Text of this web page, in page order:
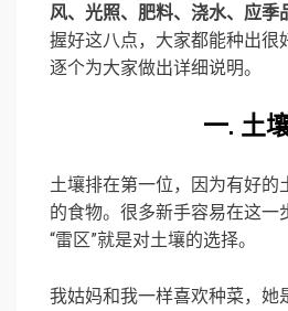
风、光照、肥料、浇水、应季
握好这八点，大家都能种出很
逐个为大家做出详细说明。
一. 土
土壤排在第一位，因为有好的
的食物。很多新手容易在这一
“雷区”就是对土壤的选择。
我姑妈和我一样喜欢种菜，她